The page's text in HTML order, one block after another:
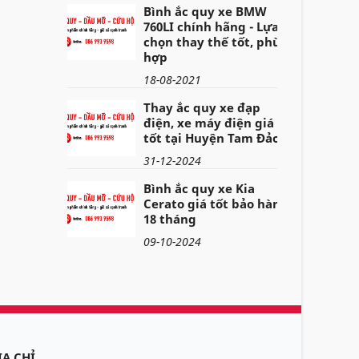
Bình ắc quy xe BMW
760LI chính hãng - Lựa
chọn thay thế tốt, phù
hợp
18-08-2021
Thay ắc quy xe đạp
điện, xe máy điện giá
tốt tại Huyện Tam Đảo
31-12-2024
Bình ắc quy xe Kia
Cerato giá tốt bảo hành
18 tháng
09-10-2024